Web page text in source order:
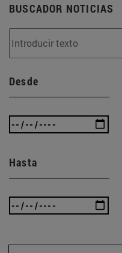
BUSCADOR NOTICIAS
Desde
Hasta